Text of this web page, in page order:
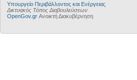
Yπουργείο Περιβάλλοντος και Ενέργειας
Δικτυακός Τόπος Διαβουλεύσεων
OpenGov.gr Ανοικτή Διακυβέρνηση